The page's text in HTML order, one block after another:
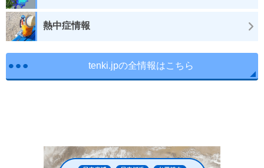
熱中症情報
tenki.jpの全情報はこちら